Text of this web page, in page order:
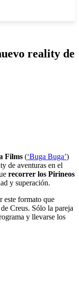
reality de
Films (‘Buga Buga’)
de aventuras en el
recorrer los Pirineos
y superación.
este formato que
Creus. Sólo la pareja
y llevarse los